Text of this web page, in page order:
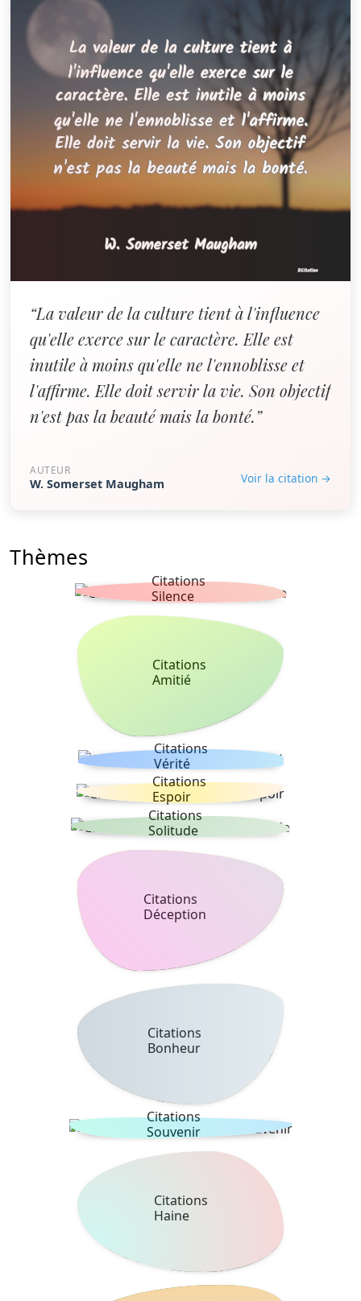
“La valeur de la culture tient à l'influence
qu'elle exerce sur le caractère. Elle est
inutile à moins qu'elle ne l'ennoblisse et
l'affirme. Elle doit servir la vie. Son objectif
n'est pas la beauté mais la bonté.”
AUTEUR
W. Somerset Maugham Voir la citation →
Thèmes
Citations
Silence
Citations
Amitié
Citations
Vérité
Citations
Espoir
Citations
Solitude
Citations
Déception
Citations
Bonheur
Citations
Souvenir
Citations
Haine